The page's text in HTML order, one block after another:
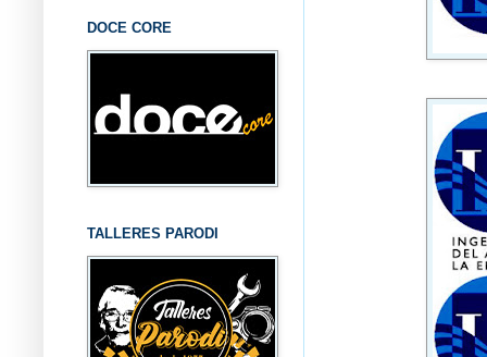
DOCE CORE
TALLERES PARODI